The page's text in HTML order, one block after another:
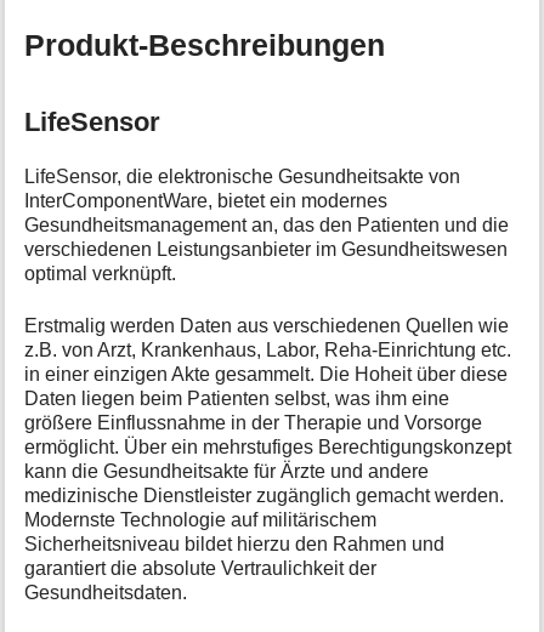
Produkt-Beschreibungen
LifeSensor
LifeSensor, die elektronische Gesundheitsakte von
InterComponentWare, bietet ein modernes
Gesundheitsmanagement an, das den Patienten und die
verschiedenen Leistungsanbieter im Gesundheitswesen
optimal verknüpft.
Erstmalig werden Daten aus verschiedenen Quellen wie
z.B. von Arzt, Krankenhaus, Labor, Reha-Einrichtung etc.
in einer einzigen Akte gesammelt. Die Hoheit über diese
Daten liegen beim Patienten selbst, was ihm eine
größere Einflussnahme in der Therapie und Vorsorge
ermöglicht. Über ein mehrstufiges Berechtigungskonzept
kann die Gesundheitsakte für Ärzte und andere
medizinische Dienstleister zugänglich gemacht werden.
Modernste Technologie auf militärischem
Sicherheitsniveau bildet hierzu den Rahmen und
garantiert die absolute Vertraulichkeit der
Gesundheitsdaten.